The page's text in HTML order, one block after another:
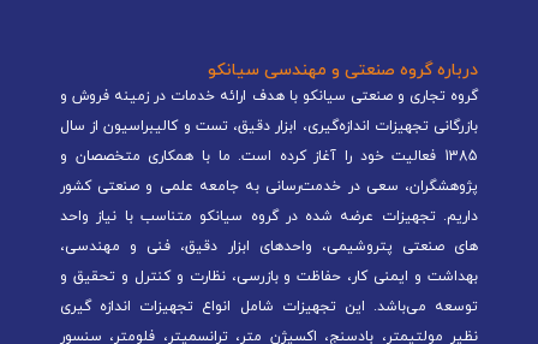
درباره گروه صنعتی و مهندسی سیانکو
گروه تجاری و صنعتی سیانکو با هدف ارائه خدمات در زمینه فروش و
بازرگانی تجهیزات اندازه‌گیری، ابزار دقیق، تست و کالیبراسیون از سال
1385 فعالیت خود را آغاز کرده است. ما با همکاری متخصصان و
پژوهشگران، سعی در خدمت‌رسانی به جامعه علمی و صنعتی کشور
داریم. تجهیزات عرضه شده در گروه سیانکو متناسب با نیاز واحد
های صنعتی پتروشیمی، واحدهای ابزار دقیق، فنی و مهندسی،
بهداشت و ایمنی کار، حفاظت و بازرسی، نظارت و کنترل و تحقیق و
توسعه می‌باشد. این تجهیزات شامل انواع تجهیزات اندازه گیری
نظیر مولتیمتر، بادسنج، اکسیژن متر، ترانسمیتر، فلومتر، سنسور